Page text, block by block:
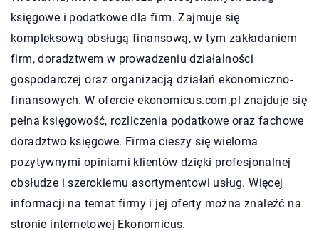
księgowe i podatkowe dla firm. Zajmuje się
kompleksową obsługą finansową, w tym zakładaniem
firm, doradztwem w prowadzeniu działalności
gospodarczej oraz organizacją działań ekonomiczno-
finansowych. W ofercie ekonomicus.com.pl znajduje się
pełna księgowość, rozliczenia podatkowe oraz fachowe
doradztwo księgowe. Firma cieszy się wieloma
pozytywnymi opiniami klientów dzięki profesjonalnej
obsłudze i szerokiemu asortymentowi usług. Więcej
informacji na temat firmy i jej oferty można znaleźć na
stronie internetowej Ekonomicus.